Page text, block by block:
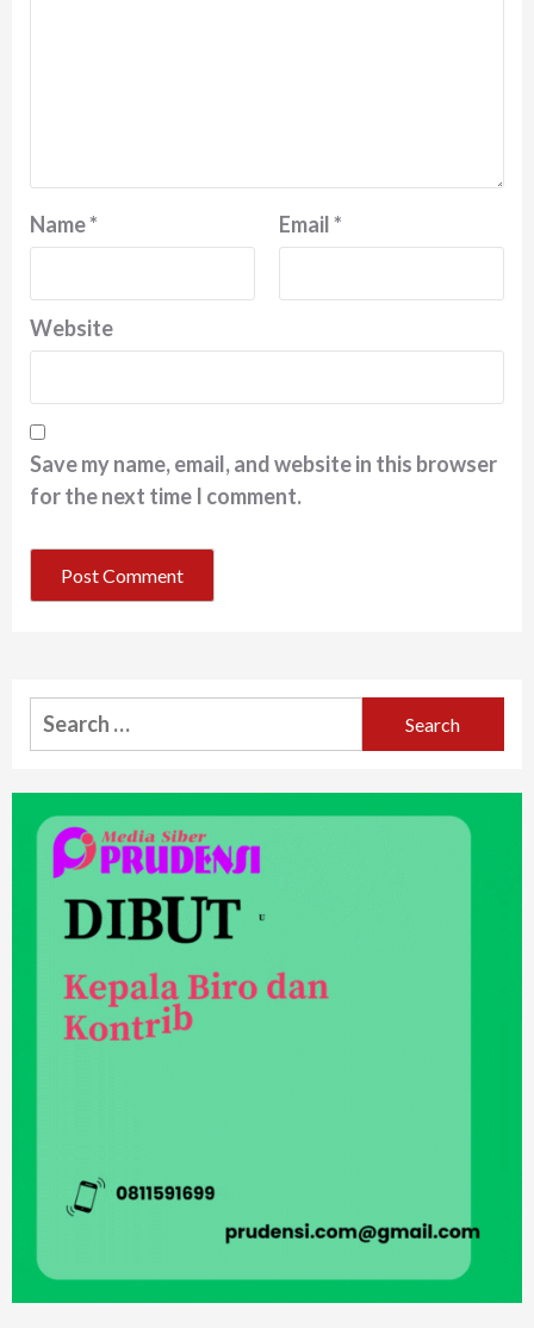
Name* Email*
Website
Save my name, email, and website in this browser
for the next time I comment.